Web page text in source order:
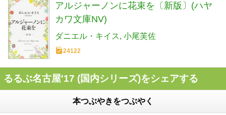
アルジャーノンに花束を〔新版〕(ハヤ
カワ文庫NV)
ダニエル・キイス 小尾芙佐
24122
るるぶ名古屋'17 (国内シリーズ)をシェアする
本つぶやきをつぶやく